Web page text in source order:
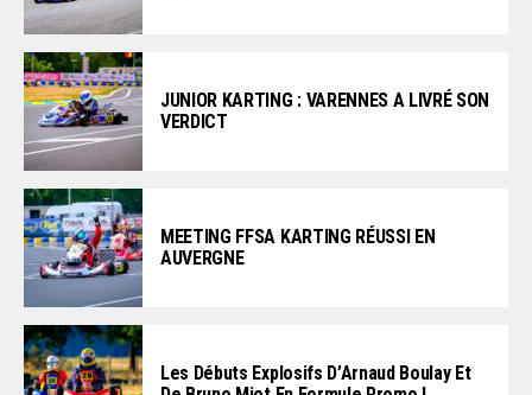
JUNIOR KARTING : VARENNES A LIVRÉ SON
VERDICT
MEETING FFSA KARTING RÉUSSI EN
AUVERGNE
Les Débuts Explosifs D’Arnaud Boulay Et